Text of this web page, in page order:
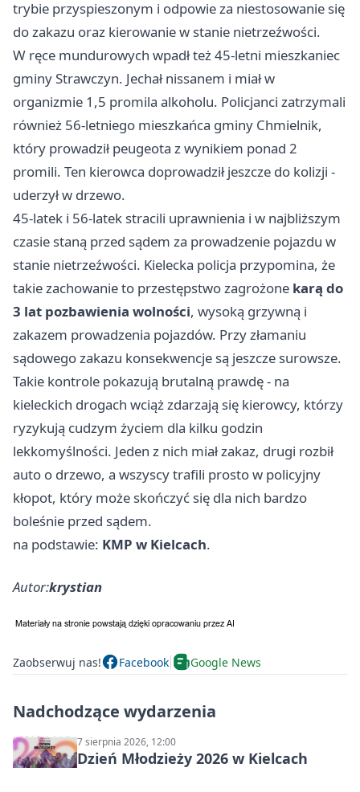
trybie przyspieszonym i odpowie za niestosowanie się
do zakazu oraz kierowanie w stanie nietrzeźwości.
W ręce mundurowych wpadł też 45-letni mieszkaniec
gminy Strawczyn. Jechał nissanem i miał w
organizmie 1,5 promila alkoholu. Policjanci zatrzymali
również 56-letniego mieszkańca gminy Chmielnik,
który prowadził peugeota z wynikiem ponad 2
promili. Ten kierowca doprowadził jeszcze do kolizji -
uderzył w drzewo.
45-latek i 56-latek stracili uprawnienia i w najbliższym
czasie staną przed sądem za prowadzenie pojazdu w
stanie nietrzeźwości. Kielecka policja przypomina, że
takie zachowanie to przestępstwo zagrożone karą do
3 lat pozbawienia wolności, wysoką grzywną i
zakazem prowadzenia pojazdów. Przy złamaniu
sądowego zakazu konsekwencje są jeszcze surowsze.
Takie kontrole pokazują brutalną prawdę - na
kieleckich drogach wciąż zdarzają się kierowcy, którzy
ryzykują cudzym życiem dla kilku godzin
lekkomyślności. Jeden z nich miał zakaz, drugi rozbił
auto o drzewo, a wszyscy trafili prosto w policyjny
kłopot, który może skończyć się dla nich bardzo
boleśnie przed sądem.
na podstawie: KMP w Kielcach.
Autor:krystian
Zaobserwuj nas! Facebook Google News
Nadchodzące wydarzenia
7 sierpnia 2026, 12:00
Dzień Młodzieży 2026 w Kielcach